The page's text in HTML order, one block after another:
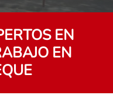
EN
EN